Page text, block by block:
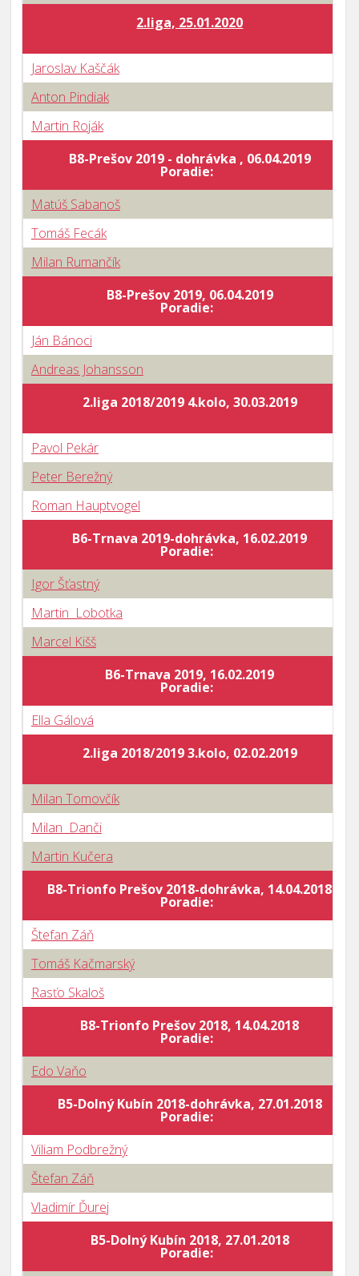
2.liga, 25.01.2020
Jaroslav Kaščák
Anton Pindiak
Martin Roják
B8-Prešov 2019 - dohrávka , 06.04.2019
Poradie:
Matúš Sabanoš
Tomáš Fecák
Milan Rumančík
B8-Prešov 2019, 06.04.2019
Poradie:
Ján Bánoci
Andreas Johansson
2.liga 2018/2019 4.kolo, 30.03.2019
Pavol Pekár
Peter Berežný
Roman Hauptvogel
B6-Trnava 2019-dohrávka, 16.02.2019
Poradie:
Igor Šťastný
Martin Lobotka
Marcel Kišš
B6-Trnava 2019, 16.02.2019
Poradie:
Ella Gálová
2.liga 2018/2019 3.kolo, 02.02.2019
Milan Tomovčík
Milan Danči
Martin Kučera
B8-Trionfo Prešov 2018-dohrávka, 14.04.2018
Poradie:
Štefan Záň
Tomáš Kačmarský
Rasťo Skaloš
B8-Trionfo Prešov 2018, 14.04.2018
Poradie:
Edo Vaňo
B5-Dolný Kubín 2018-dohrávka, 27.01.2018
Poradie:
Viliam Podbrežný
Štefan Záň
Vladimír Ďurej
B5-Dolný Kubín 2018, 27.01.2018
Poradie: